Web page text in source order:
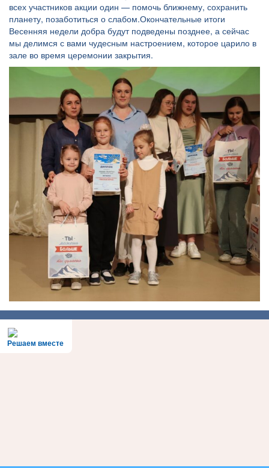
всех участников акции один — помочь ближнему, сохранить
планету, позаботиться о слабом.Окончательные итоги
Весенняя недели добра будут подведены позднее, а сейчас
мы делимся с вами чудесным настроением, которое царило в
зале во время церемонии закрытия.
Решаем вместе